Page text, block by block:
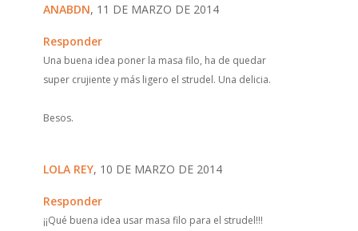
ANABDN, 11 DE MARZO DE 2014
Responder
Una buena idea poner la masa filo, ha de quedar
super crujiente y más ligero el strudel. Una delicia.
Besos.
LOLA REY, 10 DE MARZO DE 2014
Responder
¡¡Qué buena idea usar masa filo para el strudel!!!